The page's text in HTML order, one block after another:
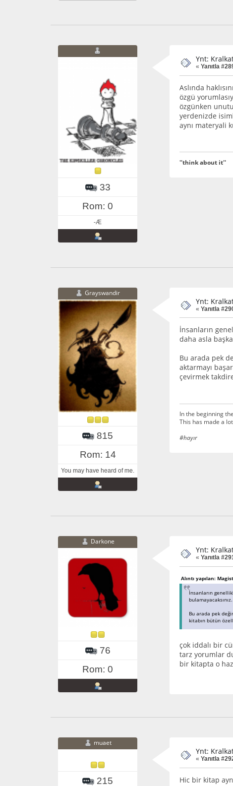
33
Rom: 0
-Æ
Ynt:
« Yanıtla
Aslında
özgü
özgünken
yerdenizde
aynı materyali
''think about it''
Grayswandir
815
Rom: 14
You may have heard of me.
Ynt:
« Yanıtla
İnsanların
daha asla
Bu arada pek
aktarmayı
çevirmek
In the beginning
This has made a
#hayır
Darkone
76
Rom: 0
Ynt:
« Yanıtla
Alıntı yapılan:
İnsanların
bulamayacaksınız.
Bu arada pek
kitabın bütün
çok iddalı bir
tarz yorumlar
bir kitapta o
muaet
215
Ynt:
« Yanıtla
Hic bir kitap